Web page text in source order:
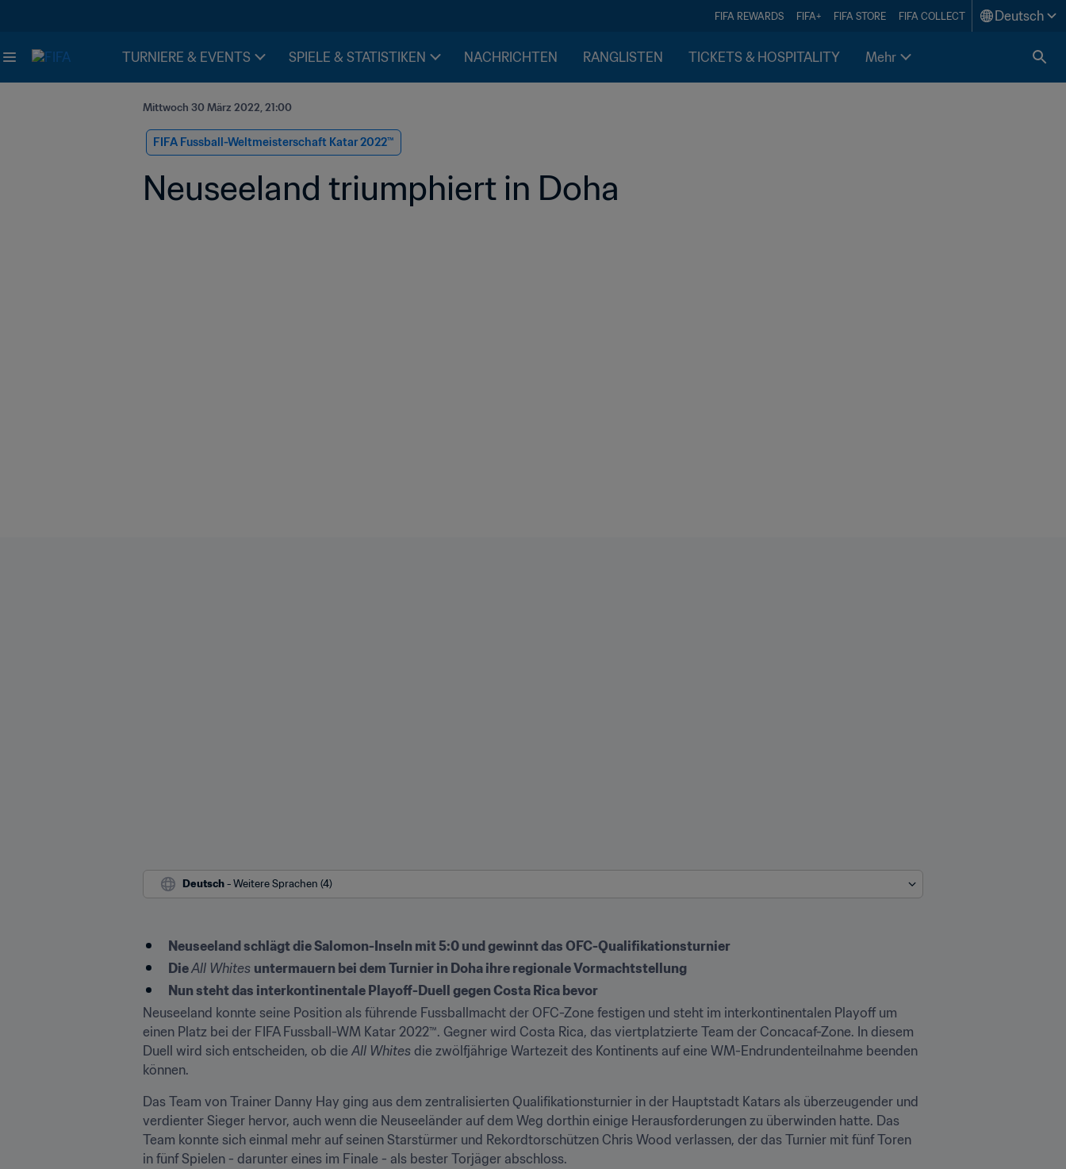
FIFA REWARDS FIFA+ FIFA STORE FIFA COLLECT Deutsch
TURNIERE & EVENTS SPIELE & STATISTIKEN NACHRICHTEN RANGLISTEN TICKETS & HOSPITALITY Mehr
Mittwoch 30 März 2022, 21:00
FIFA Fussball-Weltmeisterschaft Katar 2022™
Neuseeland triumphiert in Doha
Deutsch - Weitere Sprachen (4)
Neuseeland schlägt die Salomon-Inseln mit 5:0 und gewinnt das OFC-Qualifikationsturnier
Die All Whites untermauern bei dem Turnier in Doha ihre regionale Vormachtstellung
Nun steht das interkontinentale Playoff-Duell gegen Costa Rica bevor
Neuseeland konnte seine Position als führende Fussballmacht der OFC-Zone festigen und steht im interkontinentalen Playoff um
einen Platz bei der FIFA Fussball-WM Katar 2022™. Gegner wird Costa Rica, das viertplatzierte Team der Concacaf-Zone. In diesem
Duell wird sich entscheiden, ob die All Whites die zwölfjährige Wartezeit des Kontinents auf eine WM-Endrundenteilnahme beenden
können.
Das Team von Trainer Danny Hay ging aus dem zentralisierten Qualifikationsturnier in der Hauptstadt Katars als überzeugender und
verdienter Sieger hervor, auch wenn die Neuseeländer auf dem Weg dorthin einige Herausforderungen zu überwinden hatte. Das
Team konnte sich einmal mehr auf seinen Starstürmer und Rekordtorschützen Chris Wood verlassen, der das Turnier mit fünf Toren
in fünf Spielen - darunter eines im Finale - als bester Torjäger abschloss.